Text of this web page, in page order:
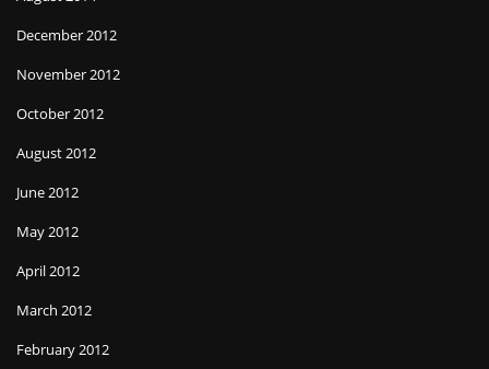
December 2012
November 2012
October 2012
August 2012
June 2012
May 2012
April 2012
March 2012
February 2012